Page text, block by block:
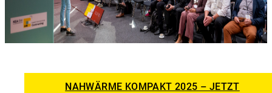
NAHWÄRME KOMPAKT 2025 – JETZT